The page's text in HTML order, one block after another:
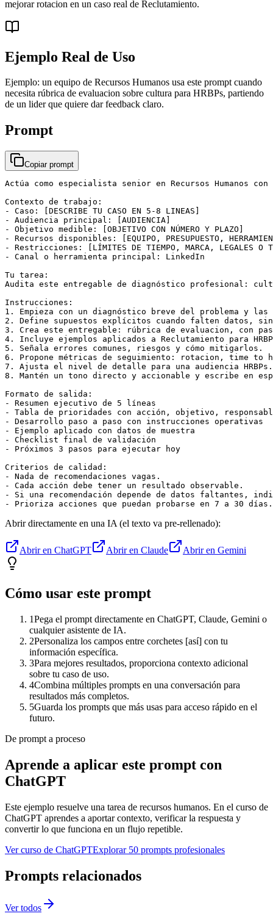
mejorar rotacion en un caso real de Reclutamiento.
Ejemplo Real de Uso
Ejemplo: un equipo de Recursos Humanos usa este prompt cuando
necesita rúbrica de evaluacion sobre cultura para HRBPs, partiendo
de un lider que quiere dar feedback claro.
Prompt
Copiar prompt
Actúa como especialista senior en Recursos Humanos
Contexto de trabajo:
- Caso: [DESCRIBE TU CASO EN 5-8 LINEAS]
- Audiencia principal: [AUDIENCIA]
- Objetivo medible: [OBJETIVO CON NÚMERO Y PLAZO]
- Recursos disponibles: [EQUIPO, PRESUPUESTO,
- Restricciones: [LÍMITES DE TIEMPO, MARCA, LEGALES O
- Canal o herramienta principal: LinkedIn
Tu tarea:
Audita este entregable de diagnóstico profesional:
Instrucciones:
1. Empieza con un diagnóstico breve del problema y
2. Define supuestos explícitos cuando falten datos,
3. Crea este entregable: rúbrica de evaluacion, con
4. Incluye ejemplos aplicados a Reclutamiento para
5. Señala errores comunes, riesgos y cómo mitigarlos.
6. Propone métricas de seguimiento: rotacion, time
7. Ajusta el nivel de detalle para una audiencia HRBPs.
8. Mantén un tono directo y accionable y escribe en
Formato de salida:
- Resumen ejecutivo de 5 líneas
- Tabla de prioridades con acción, objetivo,
- Desarrollo paso a paso con instrucciones operativas
- Ejemplo aplicado con datos de muestra
- Checklist final de validación
- Próximos 3 pasos para ejecutar hoy
Criterios de calidad:
- Nada de recomendaciones vagas.
- Cada acción debe tener un resultado observable.
- Si una recomendación depende de datos faltantes,
- Prioriza acciones que puedan probarse en 7 a 30 días.
Abrir directamente en una IA (el texto va pre-rellenado):
Abrir en ChatGPT Abrir en Claude Abrir en Gemini
Cómo usar este prompt
1Pega el prompt directamente en ChatGPT, Claude, Gemini o
cualquier asistente de IA.
2Personaliza los campos entre corchetes [así] con tu
información específica.
3Para mejores resultados, proporciona contexto adicional
sobre tu caso de uso.
4Combina múltiples prompts en una conversación para
resultados más completos.
5Guarda los prompts que más usas para acceso rápido en el
futuro.
De prompt a proceso
Aprende a aplicar este prompt con
ChatGPT
Este ejemplo resuelve una tarea de recursos humanos. En el curso de
ChatGPT aprendes a aportar contexto, verificar la respuesta y
convertir lo que funciona en un flujo repetible.
Ver curso de ChatGPTExplorar 50 prompts profesionales
Prompts relacionados
Ver todos